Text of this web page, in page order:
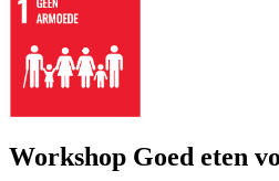
Workshop Goed eten